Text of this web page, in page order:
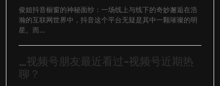
俊姐抖音橱窗的神秘面纱：一场线上与线下的奇妙邂逅在浩
瀚的互联网世界中，抖音这个平台无疑是其中一颗璀璨的明
星。而...
_视频号朋友最近看过-视频号近期热
聊？